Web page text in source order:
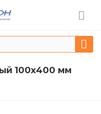
100х400 мм